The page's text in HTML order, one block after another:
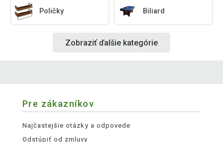
Poličky Biliard
Zobraziť ďalšie kategórie
Pre zákazníkov
Najčastejšie otázky a odpovede
Odstúpiť od zmluvy